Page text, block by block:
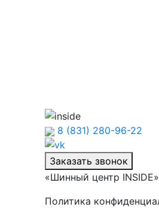
8 (831) 280-96-22
Заказать звонок
«Шинный центр
Политика